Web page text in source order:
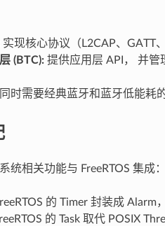
实现核心协议（L2CAP、GATT
(BTC):提供应用层 API， 并管
时需要经典蓝牙和蓝牙低能耗的
统相关功能与 FreeRTOS 集成：
的 Timer 封装成 Alarm
的 Task 取代 POSIX